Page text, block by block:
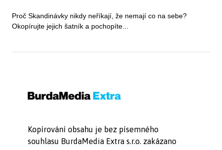
Proč Skandinávky nikdy neříkají, že nemají co na sebe?
Okopírujte jejich šatník a pochopíte...
Kopírování obsahu je bez písemného
souhlasu BurdaMedia Extra s.r.o. zakázano